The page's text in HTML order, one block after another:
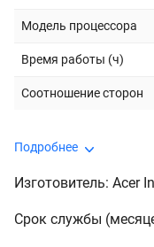
Модель процессора
Время работы (ч)
Соотношение сторон
Подробнее
Изготовитель: Acer
Срок службы